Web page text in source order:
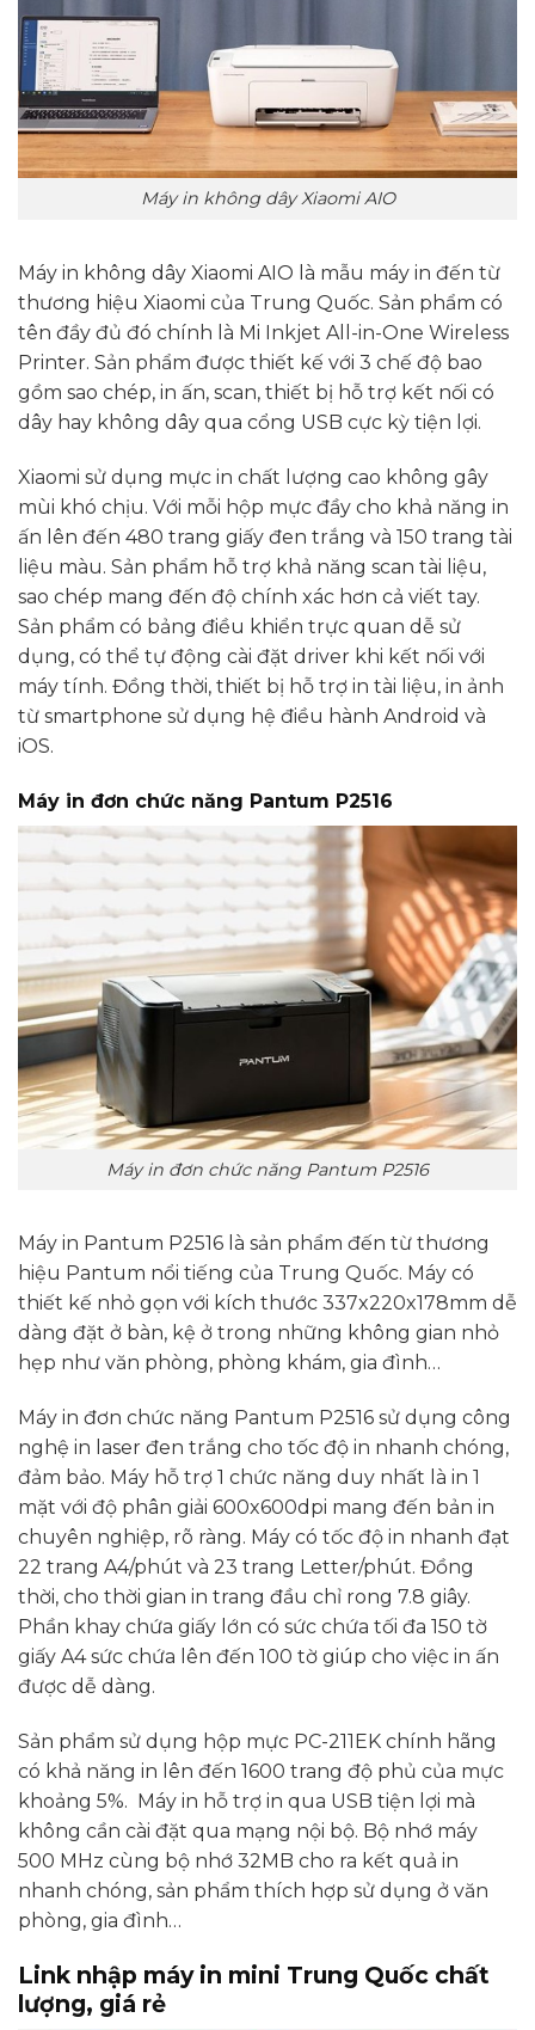
Máy in không dây Xiaomi AIO
Máy in không dây Xiaomi AIO là mẫu máy in đến từ
thương hiệu Xiaomi của Trung Quốc. Sản phẩm có
tên đầy đủ đó chính là Mi Inkjet All-in-One Wireless
Printer. Sản phẩm được thiết kế với 3 chế độ bao
gồm sao chép, in ấn, scan, thiết bị hỗ trợ kết nối có
dây hay không dây qua cổng USB cực kỳ tiện lợi.
Xiaomi sử dụng mực in chất lượng cao không gây
mùi khó chịu. Với mỗi hộp mực đầy cho khả năng in
ấn lên đến 480 trang giấy đen trắng và 150 trang tài
liệu màu. Sản phẩm hỗ trợ khả năng scan tài liệu,
sao chép mang đến độ chính xác hơn cả viết tay.
Sản phẩm có bảng điều khiển trực quan dễ sử
dụng, có thể tự động cài đặt driver khi kết nối với
máy tính. Đồng thời, thiết bị hỗ trợ in tài liệu, in ảnh
từ smartphone sử dụng hệ điều hành Android và
iOS.
Máy in đơn chức năng Pantum P2516
Máy in đơn chức năng Pantum P2516
Máy in Pantum P2516 là sản phẩm đến từ thương
hiệu Pantum nổi tiếng của Trung Quốc. Máy có
thiết kế nhỏ gọn với kích thước 337x220x178mm dễ
dàng đặt ở bàn, kệ ở trong những không gian nhỏ
hẹp như văn phòng, phòng khám, gia đình…
Máy in đơn chức năng Pantum P2516 sử dụng công
nghệ in laser đen trắng cho tốc độ in nhanh chóng,
đảm bảo. Máy hỗ trợ 1 chức năng duy nhất là in 1
mặt với độ phân giải 600x600dpi mang đến bản in
chuyên nghiệp, rõ ràng. Máy có tốc độ in nhanh đạt
22 trang A4/phút và 23 trang Letter/phút. Đồng
thời, cho thời gian in trang đầu chỉ rong 7.8 giây.
Phần khay chứa giấy lớn có sức chứa tối đa 150 tờ
giấy A4 sức chứa lên đến 100 tờ giúp cho việc in ấn
được dễ dàng.
Sản phẩm sử dụng hộp mực PC-211EK chính hãng
có khả năng in lên đến 1600 trang độ phủ của mực
khoảng 5%. Máy in hỗ trợ in qua USB tiện lợi mà
không cần cài đặt qua mạng nội bộ. Bộ nhớ máy
500 MHz cùng bộ nhớ 32MB cho ra kết quả in
nhanh chóng, sản phẩm thích hợp sử dụng ở văn
phòng, gia đình…
Link nhập máy in mini Trung Quốc chất
lượng, giá rẻ